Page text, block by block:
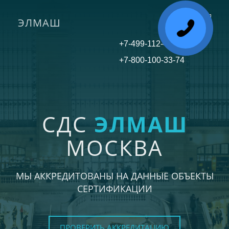
Toggle
ЭЛМАШ
СДС ЭЛМАШ
МОСКВА
МЫ АККРЕДИТОВАНЫ НА ДАННЫЕ ОБЪЕКТЫ
СЕРТИФИКАЦИИ
+7-499-112-45-81
+7-800-100-33-74